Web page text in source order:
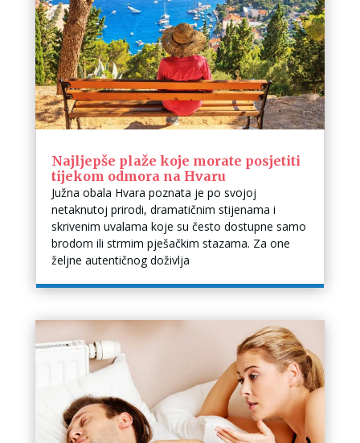
Najljepše plaže koje morate posjetiti
tijekom odmora na Hvaru
Južna obala Hvara poznata je po svojoj
netaknutoj prirodi, dramatičnim stijenama i
skrivenim uvalama koje su često dostupne samo
brodom ili strmim pješačkim stazama. Za one
željne autentičnog doživlja